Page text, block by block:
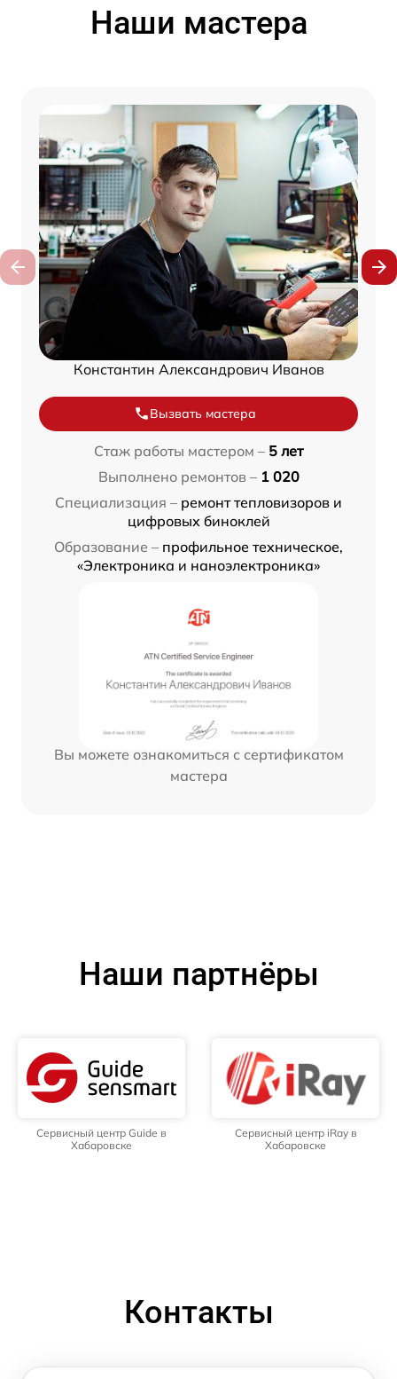
Наши мастера
Константин Александрович Иванов
Вызвать мастера
Стаж работы мастером – 5 лет
Выполнено ремонтов – 1 020
Специализация – ремонт тепловизоров и
цифровых биноклей
Образование – профильное техническое,
«Электроника и наноэлектроника»
Вы можете ознакомиться с сертификатом
мастера
Наши партнёры
Сервисный центр Guide в
Хабаровске
Сервисный центр iRay в
Хабаровске
Контакты